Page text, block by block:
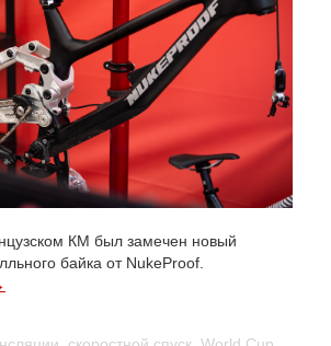
КМ был замечен новый
байка от NukeProof.